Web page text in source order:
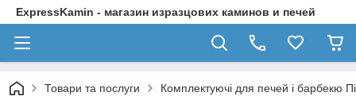
ExpressKamin - магазин изразцових каминов и печей
Товари та послуги Комплектуючі для печей і барбекю